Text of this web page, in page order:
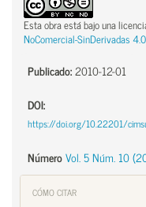
Esta obra está bajo una
NoComercial-SinDerivadas 4.0
Publicado:2010-12-01
DOI:
https://doi.org/10.22201/
NúmeroVol. 5 Núm. 10
CÓMO CITAR